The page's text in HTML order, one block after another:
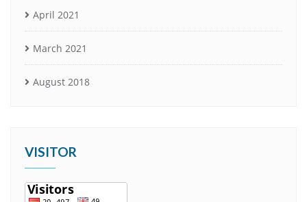
April 2021
March 2021
August 2018
VISITOR